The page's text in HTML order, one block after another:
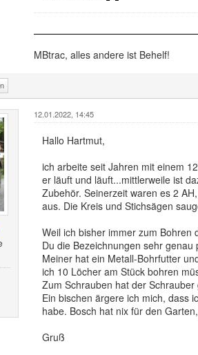
MBtrac, alles andere ist Behelf!
12.01.2022, 14:45
Hallo Hartmut,
ich arbeite seit Jahren mit einem
er läuft und läuft...mittlerweile ist
Zubehör. Seinerzeit waren es 2
aus. Die Kreis und Stichsägen
Weil ich bisher immer zum Bohren
Du die Bezeichnungen sehr
Meiner hat ein Metall-Bohrfutter
ich 10 Löcher am Stück bohren
Zum Schrauben hat der
Ein bischen ärgere ich mich, dass
habe. Bosch hat nix für den
Gruß